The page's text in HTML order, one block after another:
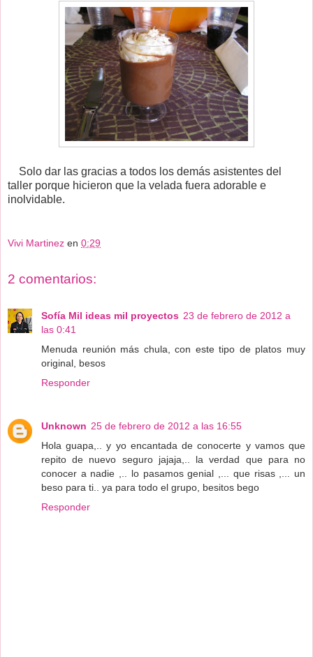
Solo dar las gracias a todos los demás asistentes del
taller porque hicieron que la velada fuera adorable e
inolvidable.
Vivi Martinez en 0:29
2 comentarios:
Sofía Mil ideas mil proyectos 23 de febrero de 2012 a
las 0:41
Menuda reunión más chula, con este tipo de platos muy
original, besos
Responder
Unknown 25 de febrero de 2012 a las 16:55
Hola guapa,.. y yo encantada de conocerte y vamos que
repito de nuevo seguro jajaja,.. la verdad que para no
conocer a nadie ,.. lo pasamos genial ,... que risas ,... un
beso para ti.. ya para todo el grupo, besitos bego
Responder